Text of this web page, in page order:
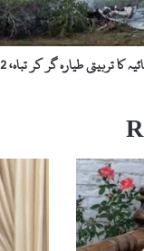
تربیتی طیارہ گر کر تباہ، 2 پائلٹ شہید